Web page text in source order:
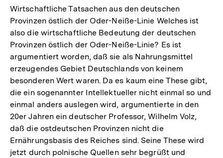
Wirtschaftliche Tatsachen aus den deutschen
Provinzen östlich der Oder-Neiße-Linie Welches ist
also die wirtschaftliche Bedeutung der deutschen
Provinzen östlich der Oder-Neiße-Linie? Es ist
argumentiert worden, daß sie als Nahrungsmittel
erzeugendes Gebiet Deutschlands von keinem
besonderen Wert waren. Da es kaum eine These gibt,
die ein sogenannter Intellektueller nicht einmal so und
einmal anders auslegen wird, argumentierte in den
20er Jahren ein deutscher Professor, Wilhelm Volz,
daß die ostdeutschen Provinzen nicht die
Ernährungsbasis des Reiches sind. Seine These wird
jetzt durch polnische Quellen sehr begrüßt und